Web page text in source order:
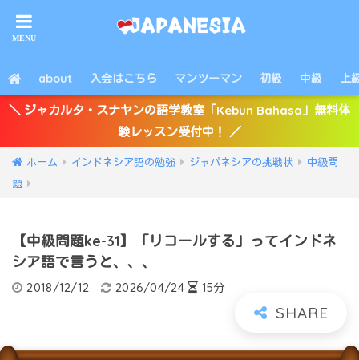
about 入会はこちら マンツーマン 初級 中級 上
＼ ジャカルタ・スナヤンの語学教室「Kebun Bahasa」無料体
験レッスン受付中！ ／
ホーム インドネシア語の勉強 ジャパネシアの挑戦状
中級問
題
【中級問題ke-31】「リコールする」ってインドネ
シア語で言うと、、、
2018/12/12 2026/04/24 15分